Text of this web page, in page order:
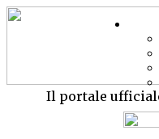
Il portale